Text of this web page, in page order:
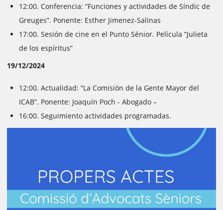
12:00. Conferencia: “Funciones y actividades de Síndic de
Greuges”. Ponente: Esther Jimenez-Salinas
17:00. Sesión de cine en el Punto Sénior. Película “Julieta
de los espíritus”
19/12/2024
12:00. Actualidad: “La Comisión de la Gente Mayor del
ICAB”. Ponente: Joaquín Poch - Abogado –
16:00. Seguimiento actividades programadas.